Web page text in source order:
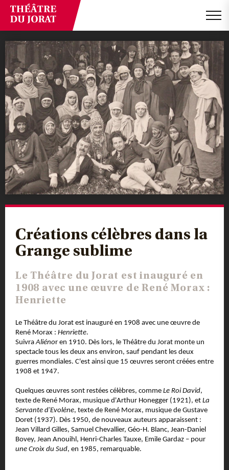
Créations célèbres dans la
Grange sublime
Le Théâtre du Jorat est inauguré en
1908 avec une œuvre de René Morax :
Henriette
Le Théâtre du Jorat est inauguré en 1908 avec une œuvre de
René Morax : Henriette.
SuivraAliénor en 1910. Dès lors, le Théâtre du Jorat monte un
spectacle tous les deux ans environ, sauf pendant les deux
guerres mondiales. C'est ainsi que 15 œuvres seront créées entre
1908 et 1947.
Quelques œuvres sont restées célèbres, comme Le Roi David,
texte de René Morax, musique d'Arthur Honegger (1921), et La
Servante d'Evolène, texte de René Morax, musique de Gustave
Doret (1937). Dès 1950, de nouveaux auteurs apparaissent :
Jean Villard Gilles, Samuel Chevallier, Géo-H. Blanc, Jean-Daniel
Bovey, Jean Anouihl, Henri-Charles Tauxe, Emile Gardaz – pour
une Croix du Sud, en 1985, remarquable.